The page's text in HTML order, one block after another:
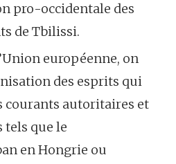
pro-occidentale des
de Tbilissi.
européenne, on
des esprits qui
courants autoritaires et
que le
en Hongrie ou